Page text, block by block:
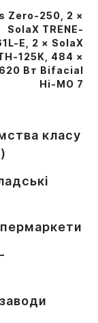
Zero-250, 2 ×
SolaX TRENE-
E, 2 × SolaX
125K, 484 ×
620 Вт Bifacial
Hi-MO 7
класу